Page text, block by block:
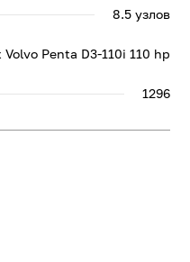
8.5 узлов
Volvo Penta D3-110i 110 hp
1296